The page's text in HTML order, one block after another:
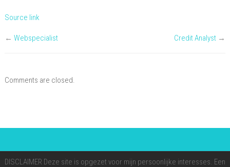
Source link
← Webspecialist Credit Analyst →
Comments are closed.
DISCLAIMER Deze site is opgezet voor mijn persoonlijke interesses. Een